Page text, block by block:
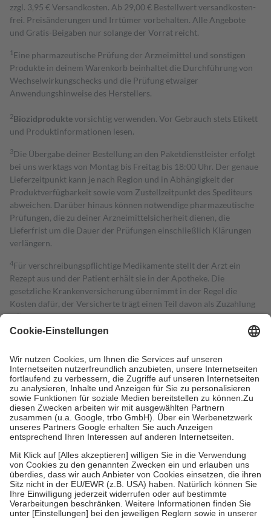
zzgl. 3,95 € Versandkosten. Ab 29,00 € Bestell­wert versand­kosten­
frei. Preisänderungen und Irrtümer vorbehalten. Alle Angebote
und Gratis-Beigaben nur solange der Vorrat reicht.
1 Eine pharmazeutische Prüfung der Arzneimittel und sonstigen
Produkte in deinem Warenkorb beinhaltet die Durchführung von
Wechselwirkungschecks und die Prüfung etwaiger
Anwendungshinweise des Herstellers.
2Biozidproduktevorsichtig verwenden. Vor Gebrauch stets Etikett
und Produktinformationen lesen.
3Die Übergabe deiner Bestellung an den Paketdienstleister erfolgt
bei uns werktags von Montag bis Freitag bis 18:00 Uhr. Der genaue
Lieferzeitpunkt kann je nach Region und in Abhängigkeit der
Produktverfügbarkeit sowie vom Zustellzeitpunkt des Spediteurs
abweichen. Darüber hinaus können notwendige pharmazeutische
Prüfungen, die zu deiner Arzneimittelsicherheit dienen, die
Lieferfrist um die Dauer der Prüfungen einschließlich Klärungen
verlängern.
4Für verschreibungspflichtige Medikamente stellt der Arzt ein
Rezept aus und der Patient erhält sie in der Apotheke. Die
gesetzliche Krankenversicherung übernimmt in der Regel die
Kosten dafür, der Versicherte trägt einen Teil davon als Zuzahlung
mit.
Grundsätzlich leisten Mitglieder Zuzahlungen in Höhe von zehn
höchstens zehn Euro.
Es sind jedoch nie mehr als die tatsächlichen
Kosten der Leistung zu entrichten.
Diese Regeln gelten grundsätzlich auch für Online-Apotheken.
Bei Heilmitteln und häuslicher Krankenpflege beträgt die
Zuzahlung zehn Prozent der Kosten sowie zehn Euro je
Verordnung.
Um das Engagement der Versicherten für ihre eigene Gesundheit zu
stärken und die besondere Stellung der Familie zu unterstützen,
fallenkeine Zuzahlungenan bei:
• Kindern und Jugendlichen bis zum vollendeten 18. Lebensjahr
mit Ausnahme der Fahrkosten
• Untersuchungen zur Vorsorge und Früherkennung, die von der
GKV getragen werden